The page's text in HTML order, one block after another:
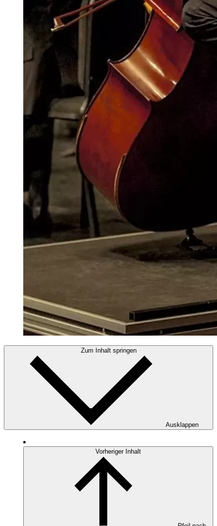
Zum Inhalt springen
Ausklappen
Vorheriger Inhalt